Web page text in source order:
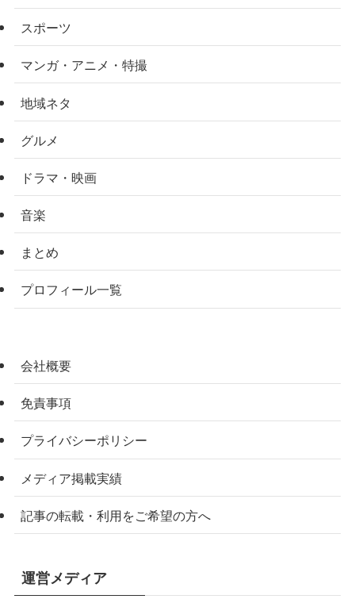
スポーツ
マンガ・アニメ・特撮
地域ネタ
グルメ
ドラマ・映画
音楽
まとめ
プロフィール一覧
会社概要
免責事項
プライバシーポリシー
メディア掲載実績
記事の転載・利用をご希望の方へ
運営メディア